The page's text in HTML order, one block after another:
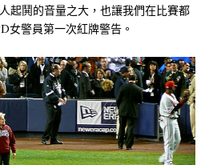
起鬨的音量之大，也讓我們在比賽都
女警員第一次紅牌警告。